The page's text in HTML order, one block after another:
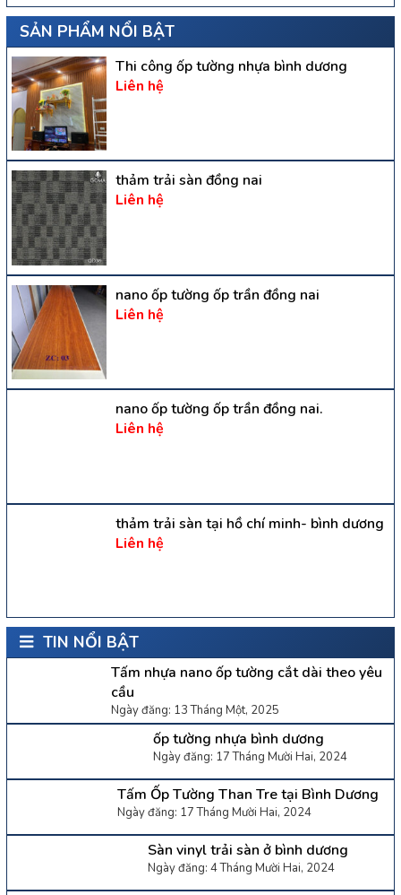
SẢN PHẨM NỔI BẬT
Thi công ốp tường nhựa bình dương
Liên hệ
thảm trải sàn đồng nai
Liên hệ
nano ốp tường ốp trần đồng nai
Liên hệ
nano ốp tường ốp trần đồng nai.
Liên hệ
thảm trải sàn tại hồ chí minh- bình dương
Liên hệ
TIN NỔI BẬT
Tấm nhựa nano ốp tường cắt dài theo yêu
cầu
Ngày đăng: 13 Tháng Một, 2025
ốp tường nhựa bình dương
Ngày đăng: 17 Tháng Mười Hai, 2024
Tấm Ốp Tường Than Tre tại Bình Dương
Ngày đăng: 17 Tháng Mười Hai, 2024
Sàn vinyl trải sàn ở bình dương
Ngày đăng: 4 Tháng Mười Hai, 2024